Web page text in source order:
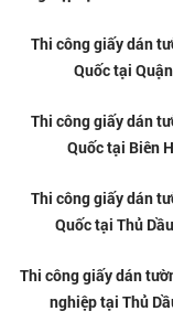
Giấy dán tường Hàn
tại Gò Vấp